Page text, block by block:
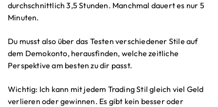
durchschnittlich 3,5 Stunden. Manchmal dauert es nur 5
Minuten.
Du musst also über das Testen verschiedener Stile auf
dem Demokonto, herausfinden, welche zeitliche
Perspektive am besten zu dir passt.
Wichtig: Ich kann mit jedem Trading Stil gleich viel Geld
verlieren oder gewinnen. Es gibt kein besser oder